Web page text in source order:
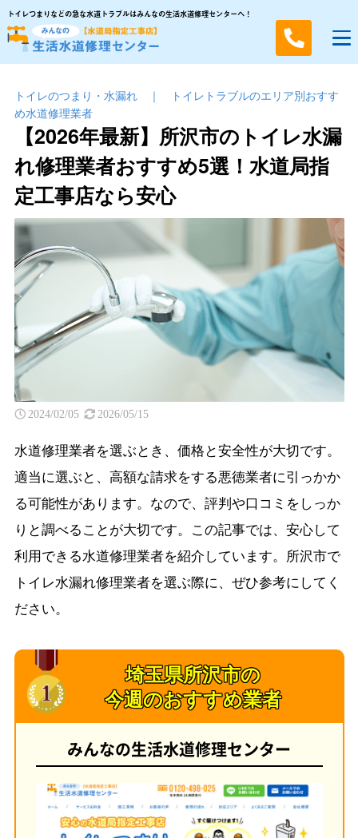
トイレつまりなどの急な水道トラブルはみんなの生活水道修理センターへ！
トイレのつまり・⽔漏れ｜
トイレトラブルのエリア別おすす
め水道修理業者
【2026年最新】所沢市のトイレ水漏
れ修理業者おすすめ5選！水道局指
定工事店なら安心
2024/02/05 2026/05/15
水道修理業者を選ぶとき、価格と安全性が大切です。
適当に選ぶと、高額な請求をする悪徳業者に引っかか
る可能性があります。なので、評判や口コミをしっか
りと調べることが大切です。この記事では、安心して
利用できる水道修理業者を紹介しています。所沢市で
トイレ水漏れ修理業者を選ぶ際に、ぜひ参考にしてく
ださい。
埼玉県所沢市の
今週のおすすめ業者
みんなの生活水道修理センター